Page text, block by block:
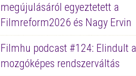
megújulásáról egyeztetett a
Filmreform2026 és Nagy Ervin
Filmhu podcast #124: Elindult a
mozgóképes rendszerváltás